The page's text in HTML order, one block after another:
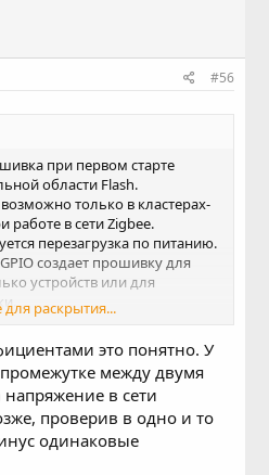
#56
при первом старте
области Flash.
только в кластерах-
работе в сети Zigbee.
перезагрузка по питанию.
создает прошивку для
устройств или для
тогда могут быть
для регистрации в
раскрытия...
это понятно. У
между двумя
в сети
проверив в одно и то
одинаковые